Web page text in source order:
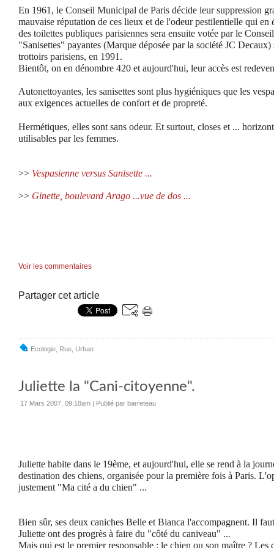
En 1961, le Conseil Municipal de Paris décide leur suppression
mauvaise réputation de ces lieux et de l'odeur pestilentielle qui en
des toilettes publiques parisiennes sera ensuite votée par le
"Sanisettes" payantes (Marque déposée par la société JC Decaux)
trottoirs parisiens, en 1991.
Bientôt, on en dénombre 420 et aujourd'hui, leur accès est
Autonettoyantes, les sanisettes sont plus hygiéniques que les
aux exigences actuelles de confort et de propreté.
Hermétiques, elles sont sans odeur. Et surtout, closes et ...
utilisables par les femmes.
>> Vespasienne versus Sanisette ...
>> Ginette, boulevard Arago ...vue de dos ...
Voir les commentaires
Partager cet article
Ecologie Rue Urban
Juliette la "Cani-citoyenne".
17 Mars 2007, 09:18am | Publié par barreteau
Juliette habite dans le 19ème, et aujourd'hui, elle se rend à la
destination des chiens, organisée pour la première fois à Paris.
justement "Ma cité a du chien" ...
Bien sûr, ses deux caniches Belle et Bianca l'accompagnent. Il
Juliette ont des progrès à faire du "côté du caniveau" ...
Mais qui est le premier responsable : le chien ou son maître ? Les